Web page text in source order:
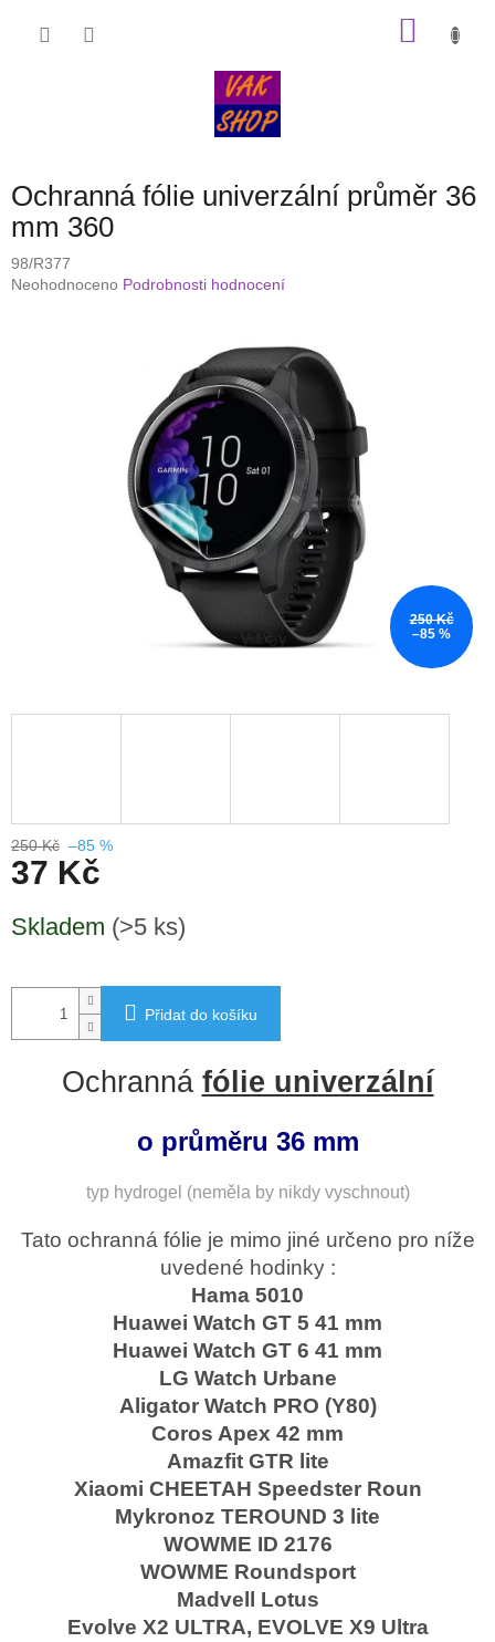
Ochranná fólie univerzální průměr 36
mm 360
98/R377
Průměrné
Neohodnoceno Podrobnosti hodnocení
250 Kč
–85 %
250 Kč –85 %
37 Kč
cena:
Skladem (>5 ks)
Přidat do košíku
Ochranná fólie univerzální
o průměru 36 mm
typ hydrogel (neměla by nikdy vyschnout)
Tato ochranná fólie je mimo jiné určeno pro níže
uvedené hodinky :
Hama 5010
Huawei Watch GT 5 41 mm
Huawei Watch GT 6 41 mm
LG Watch Urbane
Aligator Watch PRO (Y80)
Coros Apex 42 mm
Amazfit GTR lite
Xiaomi CHEETAH Speedster Roun
Mykronoz TEROUND 3 lite
WOWME ID 2176
WOWME Roundsport
Madvell Lotus
Evolve X2 ULTRA, EVOLVE X9 Ultra